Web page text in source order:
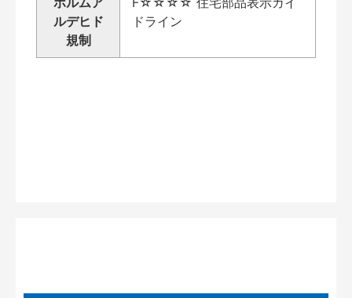
ルデヒド
規制
ドライン